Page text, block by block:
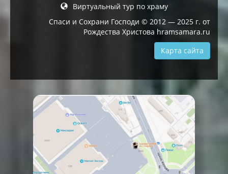
Виртуальный тур по храму
Спаси и Сохрани Господи © 2012 — 2025 г. от
Рождества Христова hramsamara.ru
Карта сайта